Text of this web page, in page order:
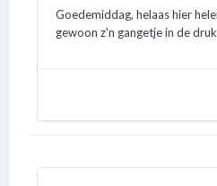
Goedemiddag, helaas hier
gewoon z'n gangetje in de